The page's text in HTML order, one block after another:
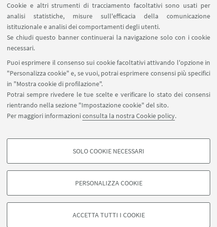
Cookie e altri strumenti di tracciamento facoltativi sono usati per
analisi statistiche, misure sull'efficacia della comunicazione
istituzionale e analisi dei comportamenti degli utenti.
Se chiudi questo banner continuerai la navigazione solo con i cookie
necessari.
Puoi esprimere il consenso sui cookie facoltativi attivando l'opzione in
"Personalizza cookie" e, se vuoi, potrai esprimere consensi più specifici
in "Mostra cookie di profilazione".
Potrai sempre rivedere le tue scelte e verificare lo stato dei consensi
rientrando nella sezione "Impostazione cookie" del sito.
Per maggiori informazioniconsulta la nostra Cookie policy.
COOKIE DI PROFILAZIONE - FACOLTATIVI
degli utenti, creare profili in base al loro comportamento sul sito, per analisi
di marketing.
SOLO COOKIE NECESSARI
PERSONALIZZA COOKIE
ACCETTA TUTTI I COOKIE
SEGUI IL DIPARTIMENTO SU:
SEGUI UNIBO SU:
APP:
©Copyright 2026 - ALMA MATER STUDIORUM - Università di
Bologna - Via Zamboni, 33 - 40126 Bologna - PI: 01131710376 - CF:
80007010376
Privacy
Note legali
Informazioni sul sito e accessibilità
Impostazioni Cookie